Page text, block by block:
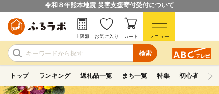
令和８年熊本地震 災害支援寄付受付について
検索
上限額 お気に入り カート メニュー
トップ ランキング 返礼品一覧 まち一覧 特集 初心者ガイド